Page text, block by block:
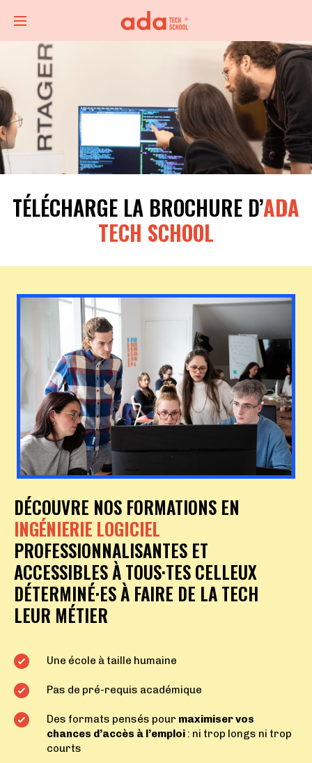
TÉLÉCHARGE LA BROCHURE D’ADA
TECH SCHOOL
DÉCOUVRE NOS FORMATIONS EN
INGÉNIERIE LOGICIEL
PROFESSIONNALISANTES ET
ACCESSIBLES À TOUS·TES CELLEUX
DÉTERMINÉ·ES À FAIRE DE LA TECH
LEUR MÉTIER
Une école à taille humaine
Pas de pré-requis académique
Des formats pensés pour maximiser vos
chances d’accès à l’emploi : ni trop longs ni trop
courts